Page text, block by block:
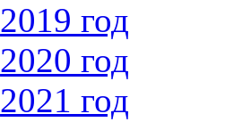
2019 год
2020 год
2021 год